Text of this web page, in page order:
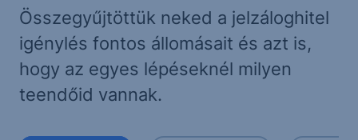
Összegyűjtöttük neked a jelzáloghitel
igénylés fontos állomásait és azt is,
hogy az egyes lépéseknél milyen
teendőid vannak.